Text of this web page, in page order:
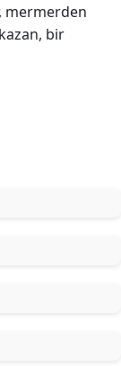
mermerden
bir